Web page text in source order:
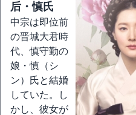
后・慎氏
中宗は即位前
の晋城大君時
代、慎守勤の
娘・慎（シ
ン）氏と結婚
していた。し
かし、彼女が